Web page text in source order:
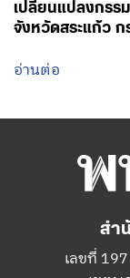
เปลี่ยนแปลงกรร
จังหวัดสระแก้ว
อ่านต่อ
สำ
เลขที่